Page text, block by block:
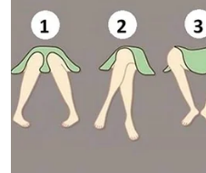
โยเกิร์ต : ไม่ได้อ่านเลยค่ะ ส่
(หัวเราะ) อะไรพวกนี้เต็มเลย